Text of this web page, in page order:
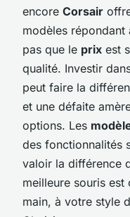
encore Corsair
modèles répondant
pas que le prix est
qualité. Investir
peut faire la
et une défaite
options. Les
des fonctionnalités
valoir la différence
meilleure souris
main, à votre style